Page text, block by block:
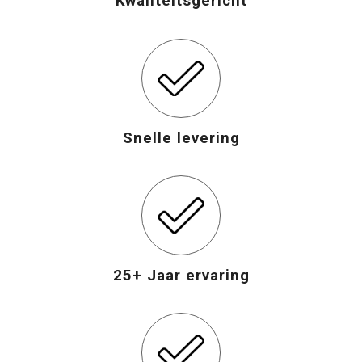
Waterbestendige tassen
Katoenen draagtassen
Snelle levering
25+ Jaar ervaring